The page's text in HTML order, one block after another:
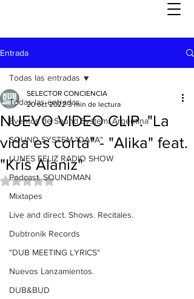
Entrada
Todas las entradas
Eventos de Sound System. Argentina
SOUND SYSTEM "DATA"
LUNES FELIZ RADIO SHOW
Podcast. SOUNDMAN
Mixtapes
Live and direct. Shows. Recitales.
Dubtronik Records
"DUB MEETING LYRICS"
Nuevos Lanzamientos.
DUB&BUD
Todas las entradas
NUEVO VIDEO CLIP. "La
vida es corta" - "Alika" feat.
"Kris Alaniz"
SELECTOR CONCIENCIA
20 oct 2022 3 min de lectura
Obtuvo NaN de 5 estrellas.